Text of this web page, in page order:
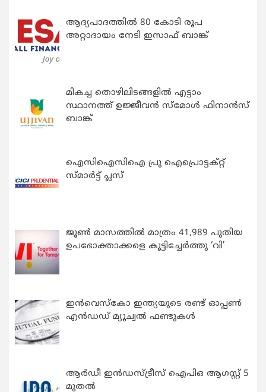
ആദ്യപാദത്തിൽ 80 കോടി രൂപ
അറ്റാദായം നേടി ഇസാഫ് ബാങ്ക്
മികച്ച തൊഴിലിടങ്ങളിൽ എട്ടാം
സ്ഥാനത്ത് ഉജ്ജീവൻ സ്മോൾ ഫിനാൻസ്
ബാങ്ക്
ഐസിഐസിഐ പ്രു ഐപ്രൊട്ടക്റ്റ്
സ്മാർട്ട് പ്ലസ്
ജൂൺ മാസത്തിൽ മാത്രം 41,989 പുതിയ
ഉപഭോക്താക്കളെ കൂട്ടിച്ചേർത്തു ‘വി’
ഇന്‍വെസ്കോ ഇന്ത്യയുടെ രണ്ട് ഓപ്പണ്‍
എന്‍ഡഡ് മ്യൂച്വല്‍ ഫണ്ടുകള്‍
ആർഡീ ഇൻഡസ്ട്രീസ് ഐപിഒ ആഗസ്റ്റ് 5
മുതൽ